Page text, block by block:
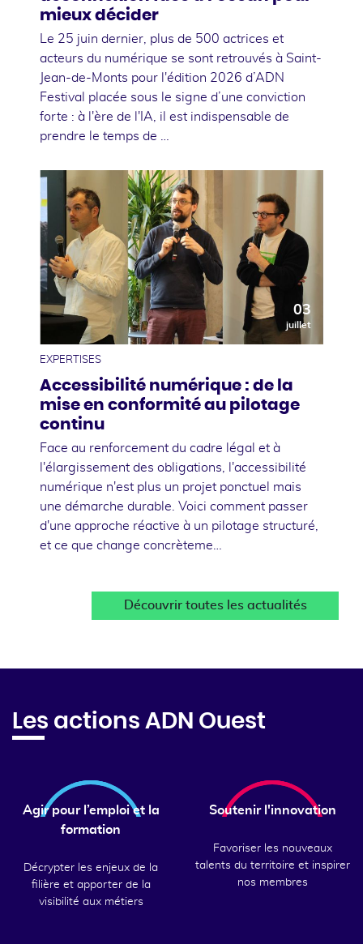
mieux décider
Le 25 juin dernier, plus de 500 actrices et
acteurs du numérique se sont retrouvés à Saint-
Jean-de-Monts pour l'édition 2026 d’ADN
Festival placée sous le signe d’une conviction
forte : à l'ère de l'IA, il est indispensable de
prendre le temps de …
03
juillet
EXPERTISES
Accessibilité numérique : de la
mise en conformité au pilotage
continu
Face au renforcement du cadre légal et à
l'élargissement des obligations, l'accessibilité
numérique n'est plus un projet ponctuel mais
une démarche durable. Voici comment passer
d'une approche réactive à un pilotage structuré,
et ce que change concrèteme…
Découvrir toutes les actualités
Les actions ADN Ouest
Agir pour l’emploi et la
formation
Décrypter les enjeux de la
filière et apporter de la
visibilité aux métiers
Soutenir l'innovation
Favoriser les nouveaux
talents du territoire et inspirer
nos membres